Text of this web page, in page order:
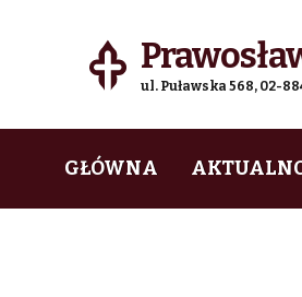
ul. Puławska 568, 02-
to
to
GŁÓWNA